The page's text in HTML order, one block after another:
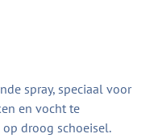
spray, speciaal voor
en vocht te
droog schoeisel.